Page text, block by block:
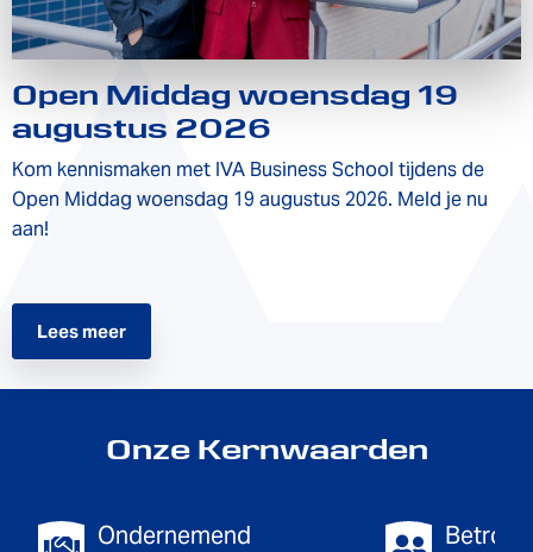
Open Middag woensdag 19
augustus 2026
Kom kennismaken met IVA Business School tijdens de
Open Middag woensdag 19 augustus 2026. Meld je nu
aan!
Lees meer
Onze Kernwaarden
Ondernemend